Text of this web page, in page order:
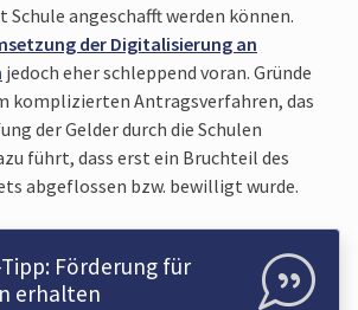
Schule angeschafft werden können.
der Digi­talisierung an
jedoch eher schleppend voran. Gründe
komplizierten Antrags­verfahren, das
der Gelder durch die Schulen
führt, dass erst ein Bruchteil des
abgeflossen bzw. bewilligt wurde.
Förderung für
erhalten